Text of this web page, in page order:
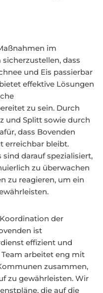
im
dass
und Eis passierbar
effektive Lösungen
zu sein. Durch
und Splitt sowie durch
dass Bovenden
erreichbar bleibt.
sind darauf spezialisiert,
zu überwachen
zu reagieren, um ein
der
ist
effizient und
arbeitet eng mit
zusammen,
zu gewährleisten. Wir
die auf die